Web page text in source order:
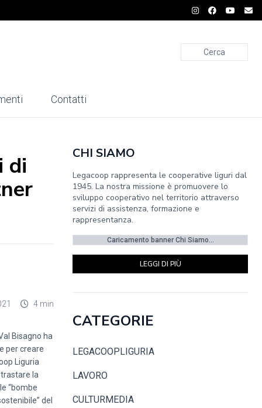
Cerca
Contatti
di
4 min
Bisagno ha
per creare
Liguria
la
“bombe
del
CHI SIAMO
Legacoop rappresenta le cooperative liguri dal
1945. La nostra missione è promuovere lo
sviluppo cooperativo nel territorio attraverso
servizi di assistenza, formazione e
rappresentanza.
Caricamento banner Chi Siamo...
LEGGI DI PIÙ
CATEGORIE
LEGACOOPLIGURIA
LAVORO
CULTURMEDIA